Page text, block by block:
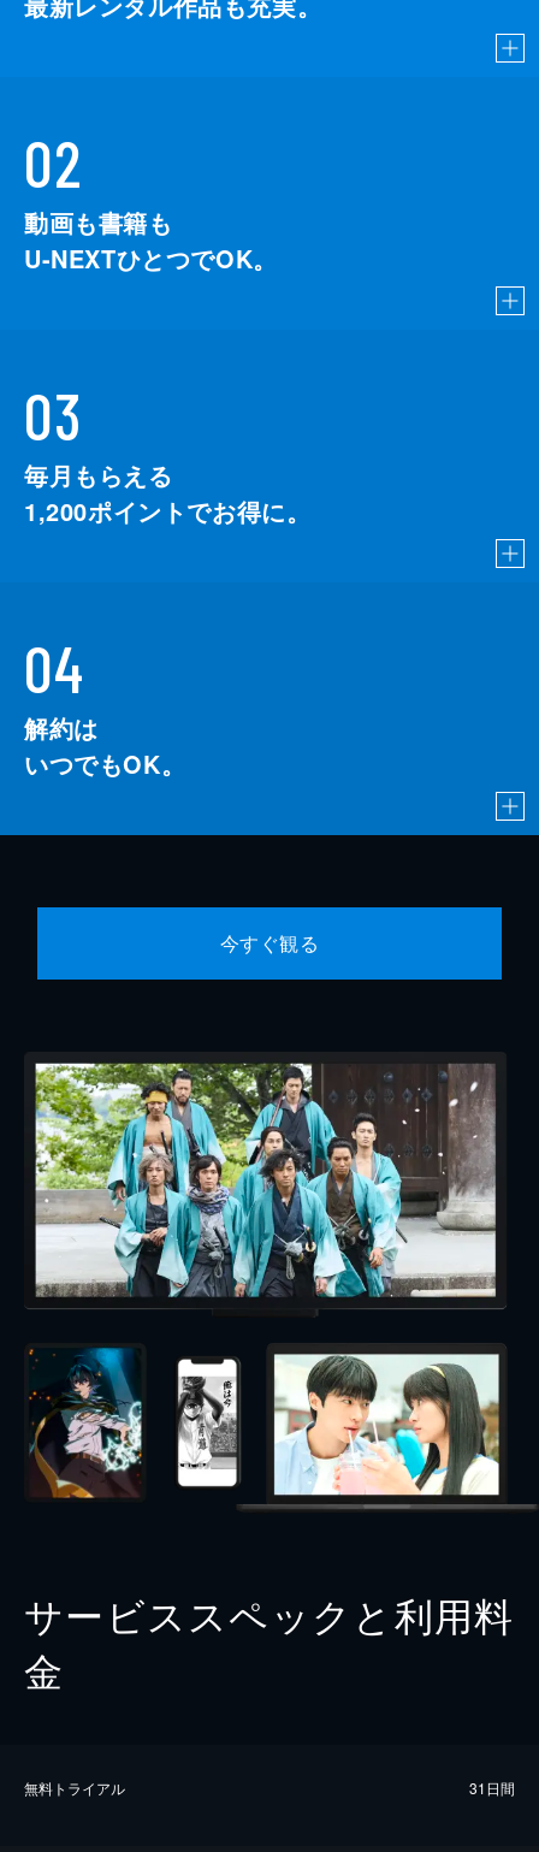
02
動画も書籍も
U-NEXTひとつでOK。
03
毎月もらえる
1,200ポイントでお得に。
04
解約は
いつでもOK。
今すぐ観る
サービススペックと利用料
金
無料トライアル 31日間